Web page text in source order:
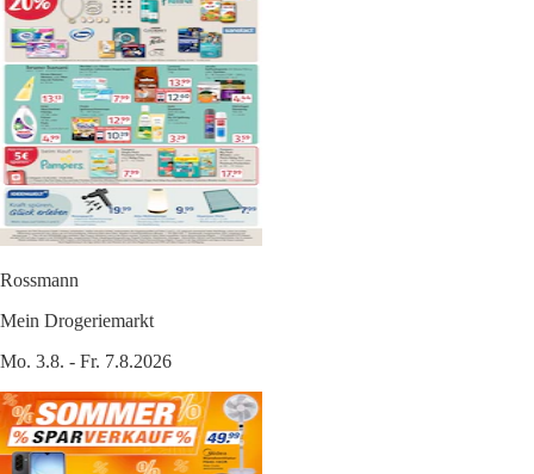
Rossmann
Mein Drogeriemarkt
Mo. 3.8. - Fr. 7.8.2026